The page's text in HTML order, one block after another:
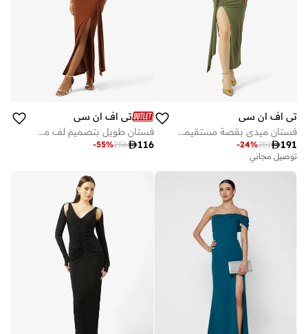
تي اف ان سي
فستان ميدي بقصة مستقيمة وياقة دائرية
191
251
-24%
توصيل مجاني
تي اف ان سي
فستان طويل بتصميم لف مع رباط وشق جانبي
116
256
-55%